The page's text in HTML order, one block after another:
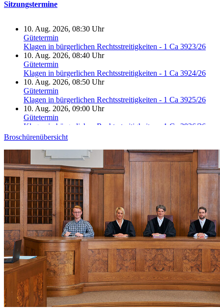
Sitzungstermine
10. Aug. 2026, 08:30 Uhr
Gütetermin
Klagen in bürgerlichen Rechtsstreitigkeiten - 1 Ca 3923/26
10. Aug. 2026, 08:40 Uhr
Gütetermin
Klagen in bürgerlichen Rechtsstreitigkeiten - 1 Ca 3924/26
10. Aug. 2026, 08:50 Uhr
Gütetermin
Klagen in bürgerlichen Rechtsstreitigkeiten - 1 Ca 3925/26
10. Aug. 2026, 09:00 Uhr
Gütetermin
Klagen in bürgerlichen Rechtsstreitigkeiten - 1 Ca 3926/26
10. Aug. 2026, 09:00 Uhr
Klagen in bürgerlichen Rechtsstreitigkeiten - 9 Ca 4025/26
10. Aug. 2026, 09:00 Uhr
Aufgehoben!
Gütetermin
Klagen in bürgerlichen Rechtsstreitigkeiten - 9 Ca 4906/26
10. Aug. 2026, 09:10 Uhr
Gütetermin
Klagen in bürgerlichen Rechtsstreitigkeiten - 1 Ca 5148/26
10. Aug. 2026, 09:15 Uhr
Gütetermin
Klagen in bürgerlichen Rechtsstreitigkeiten - 9 Ca 4026/26
10. Aug. 2026, 09:20 Uhr
Gütetermin
Klagen in bürgerlichen Rechtsstreitigkeiten - 1 Ca 5468/26
10. Aug. 2026, 09:30 Uhr
Gütetermin
Klagen in bürgerlichen Rechtsstreitigkeiten - 1 Ca 3913/26
Letzte Aktualisierung:
7. Aug. 2026, 17:25 Uhr
Broschürenübersicht